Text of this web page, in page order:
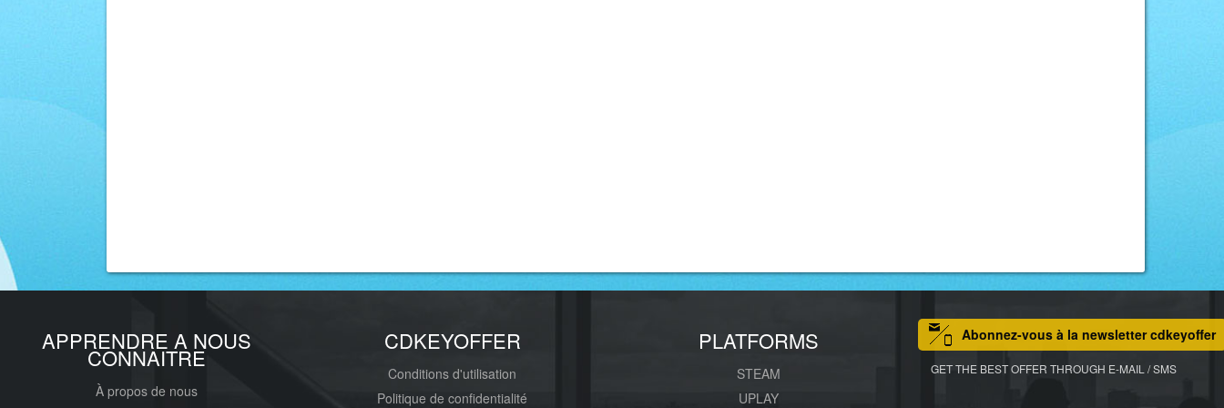
APPRENDRE A NOUS
CONNAITRE
À propos de nous
CDKEYOFFER
Conditions d'utilisation
Politique de confidentialité
PLATFORMS
STEAM
UPLAY
Abonnez-vous à la newsletter cdkeyoffer
GET THE BEST OFFER THROUGH E-MAIL / SMS